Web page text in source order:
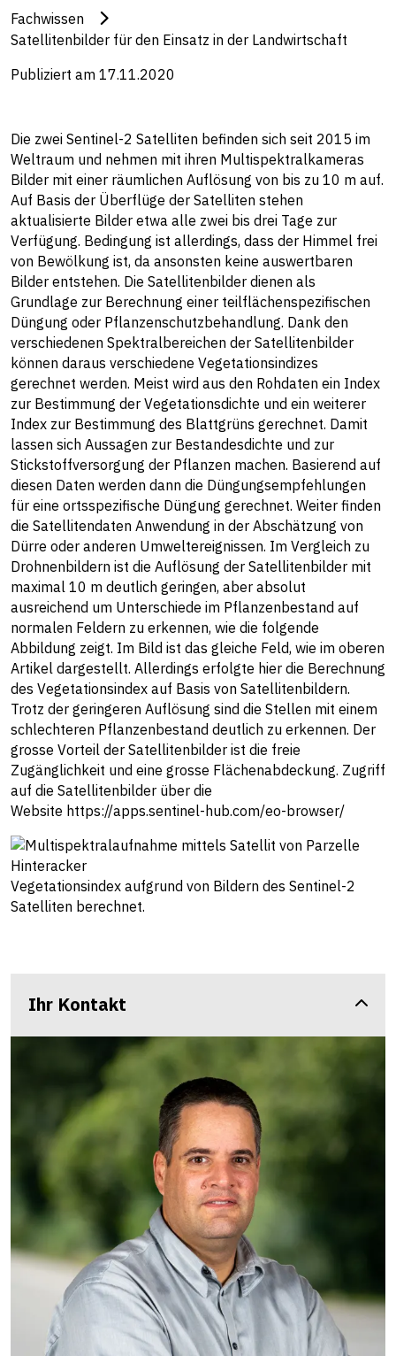
Fachwissen
Satellitenbilder für den Einsatz in der Landwirtschaft
Publiziert am 17.11.2020
Die zwei Sentinel-2 Satelliten befinden sich seit 2015 im
Weltraum und nehmen mit ihren Multispektralkameras
Bilder mit einer räumlichen Auflösung von bis zu 10 m auf.
Auf Basis der Überflüge der Satelliten stehen
aktualisierte Bilder etwa alle zwei bis drei Tage zur
Verfügung. Bedingung ist allerdings, dass der Himmel frei
von Bewölkung ist, da ansonsten keine auswertbaren
Bilder entstehen. Die Satellitenbilder dienen als
Grundlage zur Berechnung einer teilflächenspezifischen
Düngung oder Pflanzenschutzbehandlung. Dank den
verschiedenen Spektralbereichen der Satellitenbilder
können daraus verschiedene Vegetationsindizes
gerechnet werden. Meist wird aus den Rohdaten ein Index
zur Bestimmung der Vegetationsdichte und ein weiterer
Index zur Bestimmung des Blattgrüns gerechnet. Damit
lassen sich Aussagen zur Bestandesdichte und zur
Stickstoffversorgung der Pflanzen machen. Basierend auf
diesen Daten werden dann die Düngungsempfehlungen
für eine ortsspezifische Düngung gerechnet. Weiter finden
die Satellitendaten Anwendung in der Abschätzung von
Dürre oder anderen Umweltereignissen. Im Vergleich zu
Drohnenbildern ist die Auflösung der Satellitenbilder mit
maximal 10 m deutlich geringen, aber absolut
ausreichend um Unterschiede im Pflanzenbestand auf
normalen Feldern zu erkennen, wie die folgende
Abbildung zeigt. Im Bild ist das gleiche Feld, wie im oberen
Artikel dargestellt. Allerdings erfolgte hier die Berechnung
des Vegetationsindex auf Basis von Satellitenbildern.
Trotz der geringeren Auflösung sind die Stellen mit einem
schlechteren Pflanzenbestand deutlich zu erkennen. Der
grosse Vorteil der Satellitenbilder ist die freie
Zugänglichkeit und eine grosse Flächenabdeckung. Zugriff
auf die Satellitenbilder über die
Website https://apps.sentinel-hub.com/eo-browser/
Vegetationsindex aufgrund von Bildern des Sentinel-2
Satelliten berechnet.
Ihr Kontakt